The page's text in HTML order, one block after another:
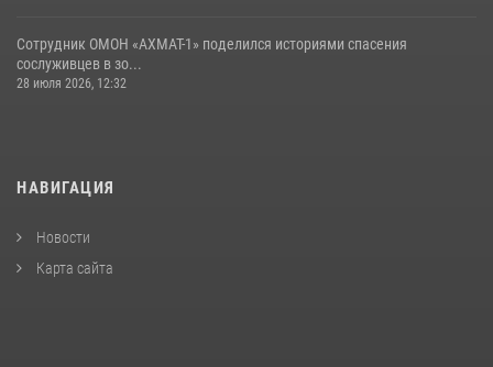
Сотрудник ОМОН «АХМАТ-1» поделился историями спасения
сослуживцев в зо...
28 июля 2026, 12:32
НАВИГАЦИЯ
Новости
Карта сайта